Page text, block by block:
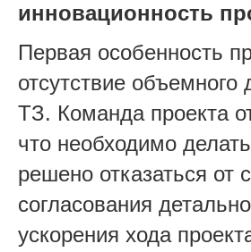
инновационность
Первая особенность
отсутствие объемного
ТЗ. Команда проекта
что необходимо
решено отказаться от
согласования
ускорения хода